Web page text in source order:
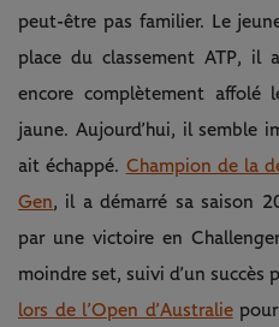
peut-être pas familier. Le
place du classement ATP,
encore complètement
jaune. Aujourd’hui, il semble
ait échappé. Champion de la
Gen, il a démarré sa saison
par une victoire en
moindre set, suivi d’un succès
lors de l’Open d’Australiepour